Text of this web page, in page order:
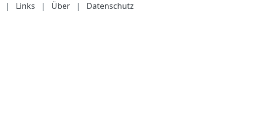
| Links | Über | Datenschutz